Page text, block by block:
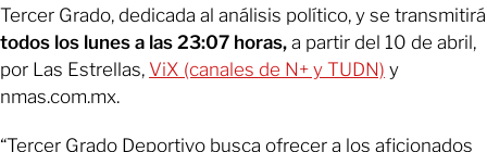
Tercer Grado, dedicada al análisis político, y se transmitirá
todos los lunes a las 23:07 horas, a partir del 10 de abril,
por Las Estrellas, ViX (canales de N+ y TUDN) y
nmas.com.mx.
“Tercer Grado Deportivo busca ofrecer a los aficionados